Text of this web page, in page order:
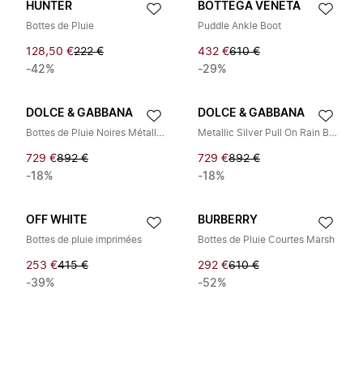
HUNTER
Bottes de Pluie
128,50 €222 €
-42%
BOTTEGA VENETA
Puddle Ankle Boot
432 €610 €
-29%
DOLCE & GABBANA
Bottes de Pluie Noires Métalliques à Enfiler
729 €892 €
-18%
DOLCE & GABBANA
Metallic Silver Pull On Rain Boots
729 €892 €
-18%
OFF WHITE
Bottes de pluie imprimées
253 €415 €
-39%
BURBERRY
Bottes de Pluie Courtes Marsh
292 €610 €
-52%